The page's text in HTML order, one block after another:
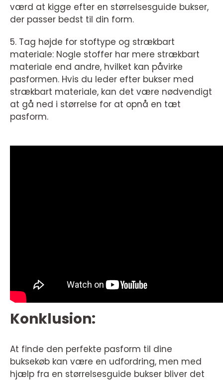
værd at kigge efter en størrelsesguide bukser,
der passer bedst til din form.
5. Tag højde for stoftype og strækbart
materiale: Nogle stoffer har mere strækbart
materiale end andre, hvilket kan påvirke
pasformen. Hvis du leder efter bukser med
strækbart materiale, kan det være nødvendigt
at gå ned i størrelse for at opnå en tæt
pasform.
Konklusion:
At finde den perfekte pasform til dine
buksekøb kan være en udfordring, men med
hjælp fra en størrelsesguide bukser bliver det